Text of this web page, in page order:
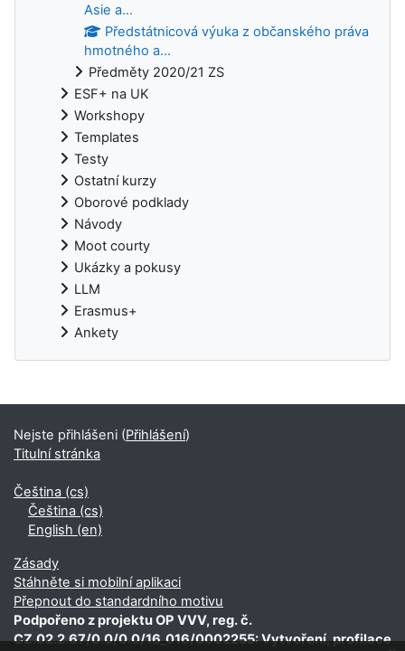
Asie a...
Předstátnicová výuka z občanského práva
hmotného a...
Předměty 2020/21 ZS
ESF+ na UK
Workshopy
Templates
Testy
Ostatní kurzy
Oborové podklady
Návody
Moot courty
Ukázky a pokusy
LLM
Erasmus+
Ankety
Doplňkové bloky
Nejste přihlášeni (Přihlášení)
Titulní stránka
Čeština ‎(cs)‎
Čeština ‎(cs)‎
English ‎(en)‎
Zásady
Stáhněte si mobilní aplikaci
Přepnout do standardního motivu
Podpořeno z projektu OP VVV, reg. č.
CZ.02.2.67/0.0/0.0/16_016/0002255: Vytvoření, profilace